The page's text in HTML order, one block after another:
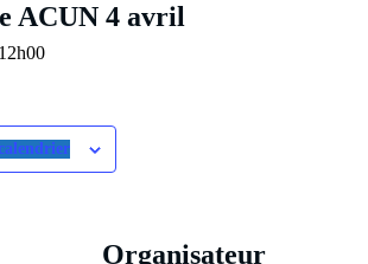
ACUN 4 avril
12h00
Organisateur